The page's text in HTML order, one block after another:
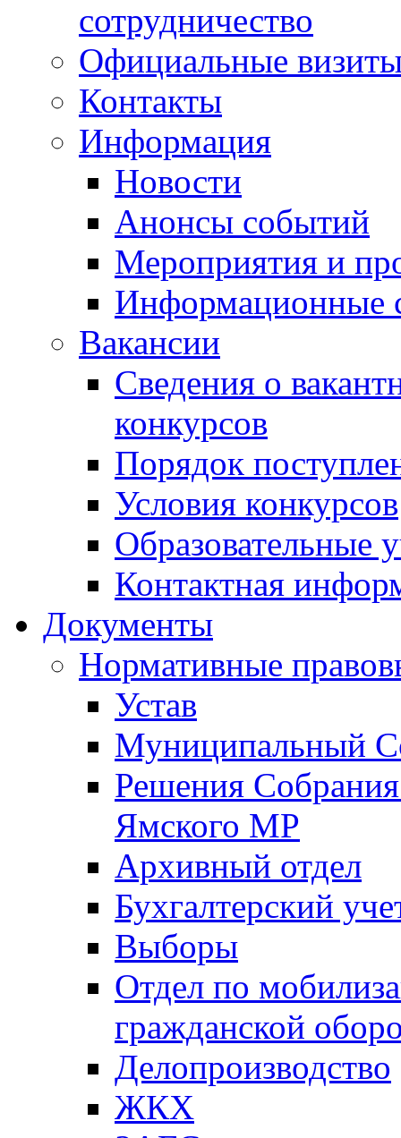
сотрудничество
Официальные
Контакты
Информация
Новости
Анонсы событий
Мероприятия и
Информационные
Вакансии
Сведения о
конкурсов
Порядок
Условия конкурсов
Образовательные
Контактная
Документы
Нормативные
Устав
Муниципальный
Решения
Ямского МР
Архивный отдел
Бухгалтерский
Выборы
Отдел по
гражданской
Делопроизводство
ЖКХ